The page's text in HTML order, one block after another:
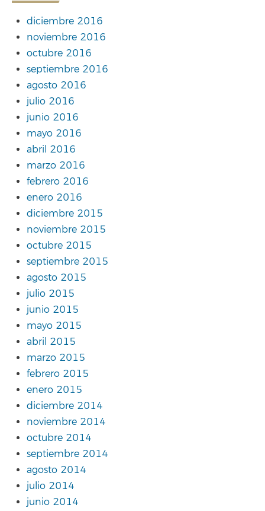
diciembre 2016
noviembre 2016
octubre 2016
septiembre 2016
agosto 2016
julio 2016
junio 2016
mayo 2016
abril 2016
marzo 2016
febrero 2016
enero 2016
diciembre 2015
noviembre 2015
octubre 2015
septiembre 2015
agosto 2015
julio 2015
junio 2015
mayo 2015
abril 2015
marzo 2015
febrero 2015
enero 2015
diciembre 2014
noviembre 2014
octubre 2014
septiembre 2014
agosto 2014
julio 2014
junio 2014